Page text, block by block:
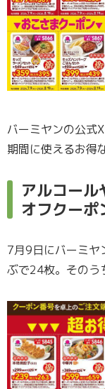
バーミヤンの公式
期間に使えるお得
アルコー
オフクーポ
7月9日にバーミヤ
ぶで24枚。そのう